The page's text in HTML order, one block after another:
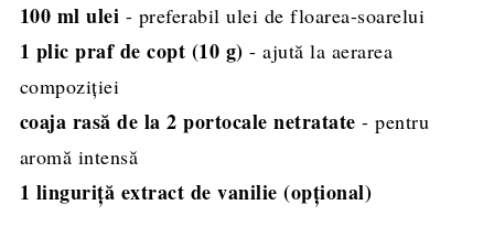
100 ml ulei - preferabil ulei de floarea-soarelui
1 plic praf de copt (10 g) - ajută la aerarea
compoziției
coaja rasă de la 2 portocale netratate - pentru
aromă intensă
1 linguriță extract de vanilie (opțional)